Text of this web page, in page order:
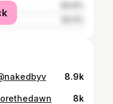
8.9k
8k